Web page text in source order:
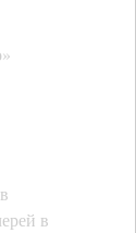
в